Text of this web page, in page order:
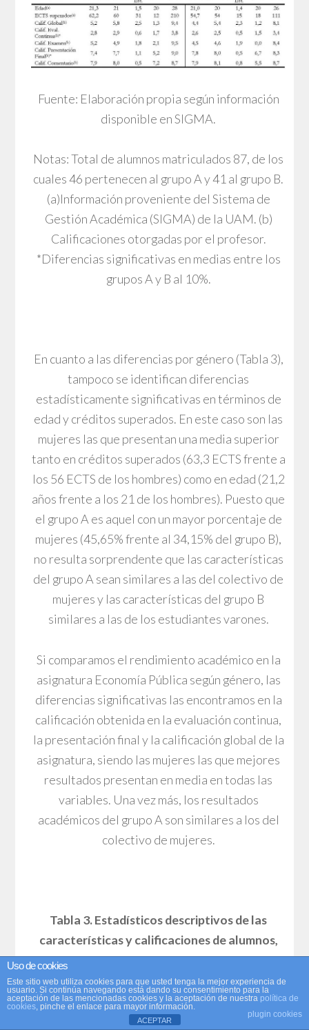
Fuente: Elaboración propia según información
disponible en SIGMA.
Notas: Total de alumnos matriculados 87, de los
cuales 46 pertenecen al grupo A y 41 al grupo B.
(a)Información proveniente del Sistema de
Gestión Académica (SIGMA) de la UAM. (b)
Calificaciones otorgadas por el profesor.
*Diferencias significativas en medias entre los
grupos A y B al 10%.
En cuanto a las diferencias por género (Tabla 3),
tampoco se identifican diferencias
estadísticamente significativas en términos de
edad y créditos superados. En este caso son las
mujeres las que presentan una media superior
tanto en créditos superados (63,3 ECTS frente a
los 56 ECTS de los hombres) como en edad (21,2
años frente a los 21 de los hombres). Puesto que
el grupo A es aquel con un mayor porcentaje de
mujeres (45,65% frente al 34,15% del grupo B),
no resulta sorprendente que las características
del grupo A sean similares a las del colectivo de
mujeres y las características del grupo B
similares a las de los estudiantes varones.
Si comparamos el rendimiento académico en la
asignatura Economía Pública según género, las
diferencias significativas las encontramos en la
calificación obtenida en la evaluación continua,
la presentación final y la calificación global de la
asignatura, siendo las mujeres las que mejores
resultados presentan en media en todas las
variables. Una vez más, los resultados
académicos del grupo A son similares a los del
colectivo de mujeres.
Tabla 3. Estadísticos descriptivos de las
características y calificaciones de alumnos,
según género
Uso de cookies
Este sitio web utiliza cookies para que usted tenga la mejor experiencia de
usuario. Si continúa navegando está dando su consentimiento para la
aceptación de las mencionadas cookies y la aceptación de nuestra política de
cookies, pinche el enlace para mayor información.
plugin cookies
ACEPTAR